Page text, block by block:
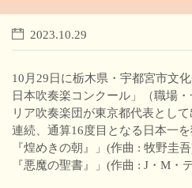
2023.10.29
10月29日に栃木県・宇都宮市文
日本吹奏楽コンクール」（職場
リア吹奏楽団が東京都代表とし
連続、通算16度目となる日本一
『煌めきの朝』」(作曲 : 牧野圭
『悪魔の聖書』」(作曲 : J・M・